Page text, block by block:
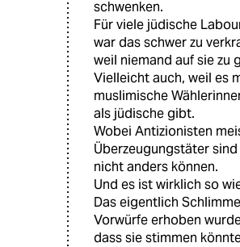
schwenken.
Für viele jüdische
war das schwer zu
weil niemand auf sie zu
Vielleicht auch, weil es
muslimische
als jüdische gibt.
Wobei Antizionisten
Überzeugungstäter
nicht anders können.
Und es ist wirklich so
Das eigentlich
Vorwürfe erhoben
dass sie stimmen